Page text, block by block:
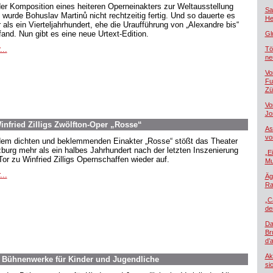
Komposition eines heiteren Operneinakters zur Weltausstellung
wurde Bohuslav Martinů nicht rechtzeitig fertig. Und so dauerte es
als ein Vierteljahrhundert, ehe die Uraufführung von „Alexandre bis“
Nun gibt es eine neue Urtext-Edition.
Zilligs Zwölfton-Oper „Rosse“
dichten und beklemmenden Einakter „Rosse“ stößt das Theater
mehr als ein halbes Jahrhundert nach der letzten Inszenierung
zu Winfried Zilligs Opernschaffen wieder auf.
für Kinder und Jugendliche